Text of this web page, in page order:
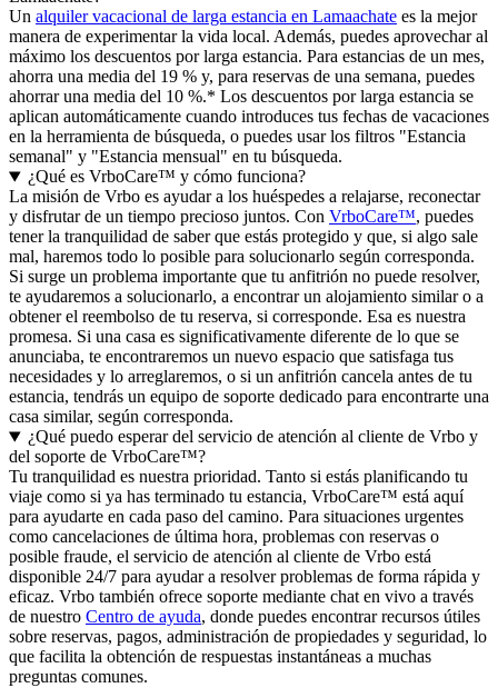
Un alquiler vacacional de larga estancia en Lamaachate es la mejor
manera de experimentar la vida local. Además, puedes aprovechar al
máximo los descuentos por larga estancia. Para estancias de un mes,
ahorra una media del 19 % y, para reservas de una semana, puedes
ahorrar una media del 10 %.* Los descuentos por larga estancia se
aplican automáticamente cuando introduces tus fechas de vacaciones
en la herramienta de búsqueda, o puedes usar los filtros "Estancia
semanal" y "Estancia mensual" en tu búsqueda.
¿Qué es VrboCare™ y cómo funciona?
La misión de Vrbo es ayudar a los huéspedes a relajarse, reconectar
y disfrutar de un tiempo precioso juntos. Con VrboCare™, puedes
tener la tranquilidad de saber que estás protegido y que, si algo sale
mal, haremos todo lo posible para solucionarlo según corresponda.
Si surge un problema importante que tu anfitrión no puede resolver,
te ayudaremos a solucionarlo, a encontrar un alojamiento similar o a
obtener el reembolso de tu reserva, si corresponde. Esa es nuestra
promesa. Si una casa es significativamente diferente de lo que se
anunciaba, te encontraremos un nuevo espacio que satisfaga tus
necesidades y lo arreglaremos, o si un anfitrión cancela antes de tu
estancia, tendrás un equipo de soporte dedicado para encontrarte una
casa similar, según corresponda.
¿Qué puedo esperar del servicio de atención al cliente de Vrbo y
del soporte de VrboCare™?
Tu tranquilidad es nuestra prioridad. Tanto si estás planificando tu
viaje como si ya has terminado tu estancia, VrboCare™ está aquí
para ayudarte en cada paso del camino. Para situaciones urgentes
como cancelaciones de última hora, problemas con reservas o
posible fraude, el servicio de atención al cliente de Vrbo está
disponible 24/7 para ayudar a resolver problemas de forma rápida y
eficaz. Vrbo también ofrece soporte mediante chat en vivo a través
de nuestro Centro de ayuda, donde puedes encontrar recursos útiles
sobre reservas, pagos, administración de propiedades y seguridad, lo
que facilita la obtención de respuestas instantáneas a muchas
preguntas comunes.